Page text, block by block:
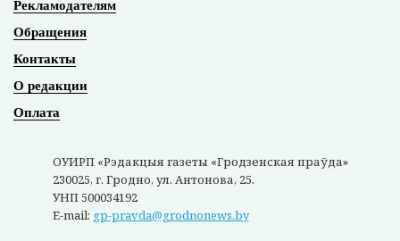
Рекламодателям
Обращения
Контакты
О редакции
Оплата
ОУИРП «Рэдакцыя газеты «Гродзенская праўда»
230025, г. Гродно, ул. Антонова, 25.
УНП 500034192
E-mail: gp-pravda@grodnonews.by